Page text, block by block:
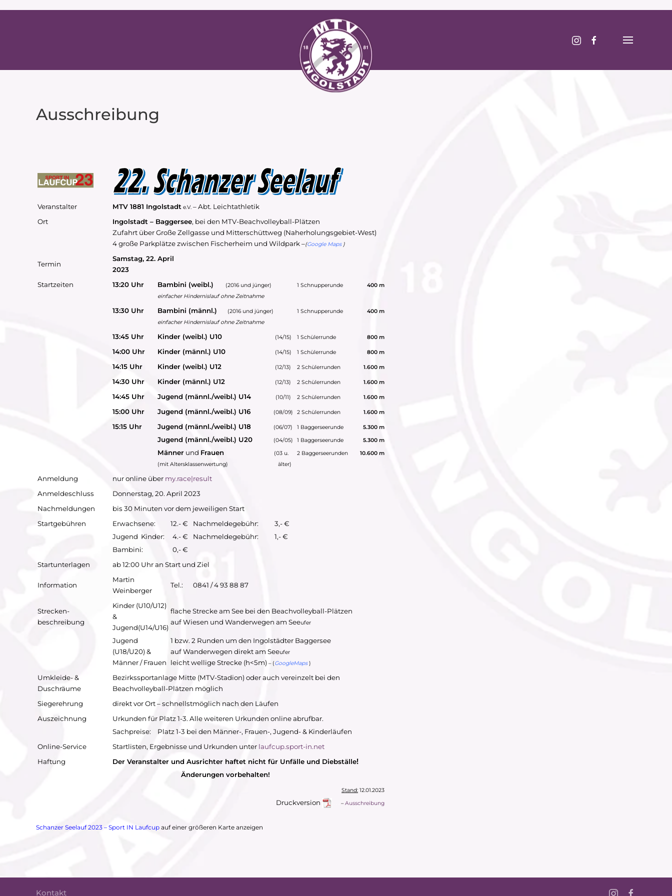
Ausschreibung
Veranstalter MTV 1881 Ingolstadt e.V. – Abt. Leichtathletik
Ort
Ingolstadt – Baggersee, bei den MTV-Beachvolleyball-Plätzen
Zufahrt über Große Zellgasse und Mitterschüttweg (Naherholungsgebiet-West)
4 große Parkplätze zwischen Fischerheim und Wildpark –(Google Maps )
Termin
Samstag, 22. April
2023
Startzeiten
13:20 Uhr Bambini (weibl.) (2016 und jünger)
einfacher Hindernislauf ohne Zeitnahme
1 Schnupperunde 400 m
13:30 Uhr Bambini (männl.) (2016 und jünger)
einfacher Hindernislauf ohne Zeitnahme
1 Schnupperunde 400 m
13:45 Uhr Kinder (weibl.) U10 (14/15) 1 Schülerrunde 800 m
14:00 Uhr Kinder (männl.) U10 (14/15) 1 Schülerrunde 800 m
14:15 Uhr Kinder (weibl.) U12 (12/13) 2 Schülerrunden 1.600 m
14:30 Uhr Kinder (männl.) U12 (12/13) 2 Schülerrunden 1.600 m
14:45 Uhr Jugend (männl./weibl.) U14 (10/11) 2 Schülerrunden 1.600 m
15:00 Uhr Jugend (männl./weibl.) U16 (08/09) 2 Schülerrunden 1.600 m
15:15 Uhr Jugend (männl./weibl.) U18 (06/07) 1 Baggerseerunde 5.300 m
Jugend (männl./weibl.) U20 (04/05) 1 Baggerseerunde 5.300 m
Männer und Frauen
(mit Altersklassenwertung)
(03 u.
älter)
2 Baggerseerunden
10.600 m
Anmeldung nur online über my.race|result
Anmeldeschluss
Donnerstag, 20. April 2023
Nachmeldungen
bis 30 Minuten vor dem jeweiligen Start
Startgebühren
Erwachsene: 12.- € Nachmeldegebühr:
3,- €
Jugend Kinder:
4.- € Nachmeldegebühr:
1,- €
Bambini:
0,- €
Startunterlagen
ab 12:00 Uhr an Start und Ziel
Information
Martin
Weinberger
Tel.: 0841 / 4 93 88 87
Strecken-
beschreibung
Kinder (U10/U12)
&
Jugend(U14/U16)
flache Strecke am See bei den Beachvolleyball-Plätzen
auf Wiesen und Wanderwegen am Seeufer
Jugend
(U18/U20) &
Männer / Frauen
1 bzw. 2 Runden um den Ingolstädter Baggersee
auf Wanderwegen direkt am Seeufer
leicht wellige Strecke (h<5m) – (GoogleMaps )
Umkleide- &
Duschräume
Bezirkssportanlage Mitte (MTV-Stadion) oder auch vereinzelt bei den
Beachvolleyball-Plätzen möglich
Siegerehrung
direkt vor Ort – schnellstmöglich nach den Läufen
Auszeichnung
Urkunden für Platz 1-3. Alle weiteren Urkunden online abrufbar.
Sachpreise:
Platz 1-3 bei den Männer-, Frauen-, Jugend- & Kinderläufen
Online-Service
Startlisten, Ergebnisse und Urkunden unter laufcup.sport-in.net
Haftung
Der Veranstalter und Ausrichter haftet nicht für Unfälle und Diebställe!
Änderungen vorbehalten!
Stand: 12.01.2023
Druckversion –Ausschreibung
Schanzer Seelauf 2023 – Sport IN Laufcup auf einer größeren Karte anzeigen
Kontakt